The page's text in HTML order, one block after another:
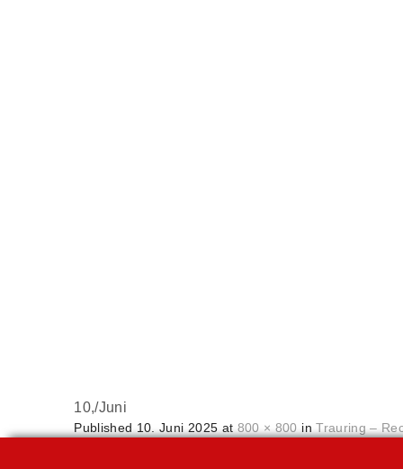
10,/Juni
Published 10. Juni 2025 at 800 × 800 inTrauring –